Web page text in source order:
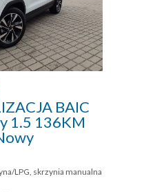
BAIC
1.5 136KM
LPG, skrzynia manualna